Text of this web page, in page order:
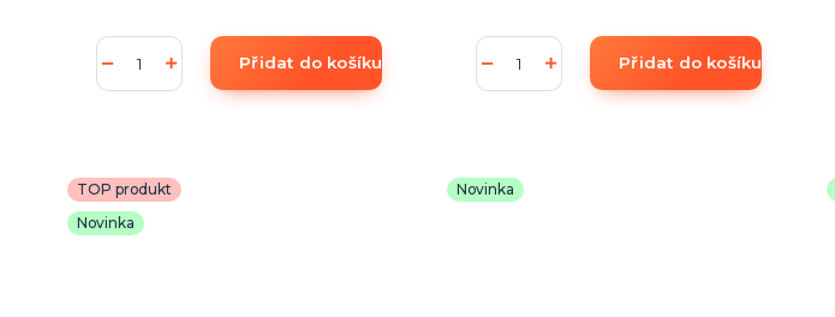
Přidat do košíku Přidat do košíku
TOP produkt
Novinka
Novinka